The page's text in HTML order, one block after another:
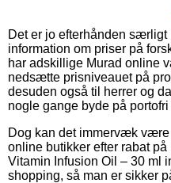
Det er jo efterhånden særligt
information om priser på
har adskillige Murad online
nedsætte prisniveauet på
desuden også til herrer og
nogle gange byde på portofri
Dog kan det immervæk
online butikker efter rabat
Vitamin Infusion Oil – 30 ml
shopping, så man er sikker